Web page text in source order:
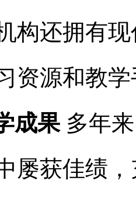
构还拥有
资源和教
成果多年来
屡获佳绩